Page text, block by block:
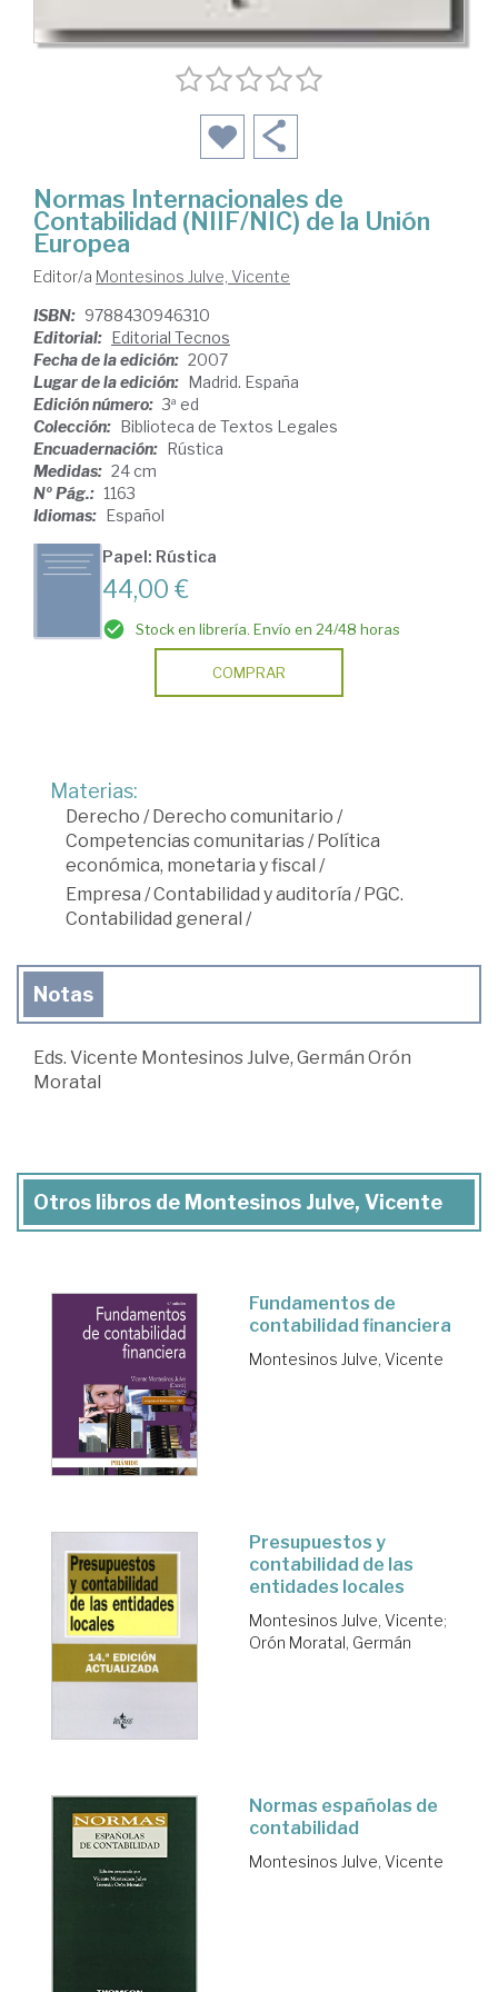
Normas Internacionales de
Contabilidad (NIIF/NIC) de la Unión
Europea
Editor/a Montesinos Julve, Vicente
ISBN: 9788430946310
Editorial: Editorial Tecnos
Fecha de la edición: 2007
Lugar de la edición: Madrid. España
Edición número: 3ª ed
Colección: Biblioteca de Textos Legales
Encuadernación: Rústica
Medidas: 24 cm
Nº Pág.: 1163
Idiomas: Español
Papel: Rústica
44,00 €
Stock en librería. Envío en 24/48 horas
COMPRAR
Materias:
Derecho /Derecho comunitario /
Competencias comunitarias/Política
económica, monetaria y fiscal /
Empresa /Contabilidad y auditoría /PGC.
Contabilidad general /
Notas
Eds. Vicente Montesinos Julve, Germán Orón
Moratal
Otros libros de Montesinos Julve, Vicente
Fundamentos de
contabilidad financiera
Montesinos Julve, Vicente
Presupuestos y
contabilidad de las
entidades locales
Montesinos Julve, Vicente;
Orón Moratal, Germán
Normas españolas de
contabilidad
Montesinos Julve, Vicente